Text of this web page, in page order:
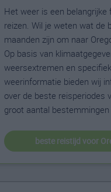
Het weer is een belangrijke
reizen. Wil je weten wat de
maanden zijn om naar
Op basis van
weersextremen en
weerinformatie bieden wij
over de beste reisperiodes
groot aantal bestemmingen
beste reistijd voor